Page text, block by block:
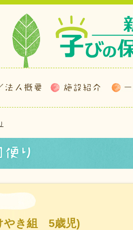
やき組 5歳児)